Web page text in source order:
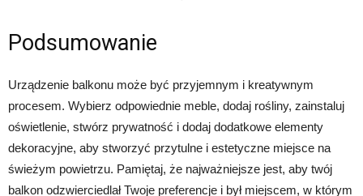
Podsumowanie
Urządzenie balkonu może być przyjemnym i kreatywnym
procesem. Wybierz odpowiednie meble, dodaj rośliny, zainstaluj
oświetlenie, stwórz prywatność i dodaj dodatkowe elementy
dekoracyjne, aby stworzyć przytulne i estetyczne miejsce na
świeżym powietrzu. Pamiętaj, że najważniejsze jest, aby twój
balkon odzwierciedlał Twoje preferencje i był miejscem, w którym